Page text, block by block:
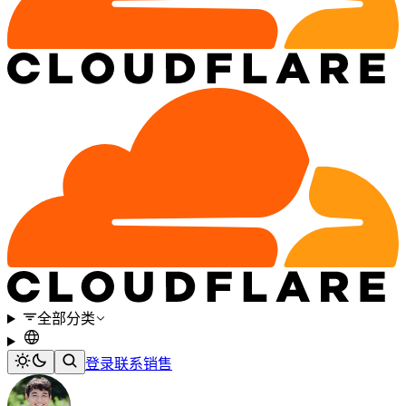
全部分类
登录联系销售